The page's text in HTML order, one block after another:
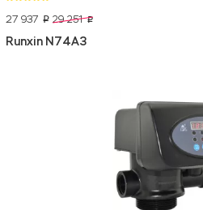
27 937 p 29 251 p
Runxin N74A3